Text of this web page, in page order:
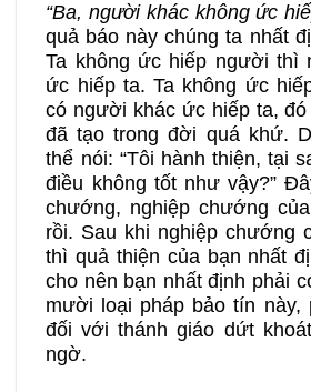
“Ba, người khác không ức
quả báo này chúng ta nhất
Ta không ức hiếp người thì
ức hiếp ta. Ta không ức
có người khác ức hiếp ta,
đã tạo trong đời quá khứ.
thể nói: “Tôi hành thiện, tại
điều không tốt như vậy?”
chướng, nghiệp chướng
rồi. Sau khi nghiệp chướng
thì quả thiện của bạn nhất
cho nên bạn nhất định phải
mười loại pháp bảo tín này,
đối với thánh giáo dứt
ngờ.